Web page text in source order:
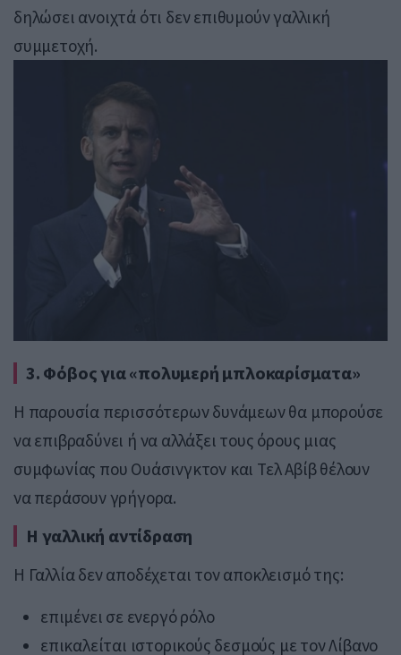
δηλώσει ανοιχτά ότι δεν επιθυμούν γαλλική
συμμετοχή.
3. Φόβος για «πολυμερή μπλοκαρίσματα»
Η παρουσία περισσότερων δυνάμεων θα μπορούσε
να επιβραδύνει ή να αλλάξει τους όρους μιας
συμφωνίας που Ουάσινγκτον και Τελ Αβίβ θέλουν
να περάσουν γρήγορα.
Η γαλλική αντίδραση
Η Γαλλία δεν αποδέχεται τον αποκλεισμό της:
επιμένει σε ενεργό ρόλο
επικαλείται ιστορικούς δεσμούς με τον Λίβανο